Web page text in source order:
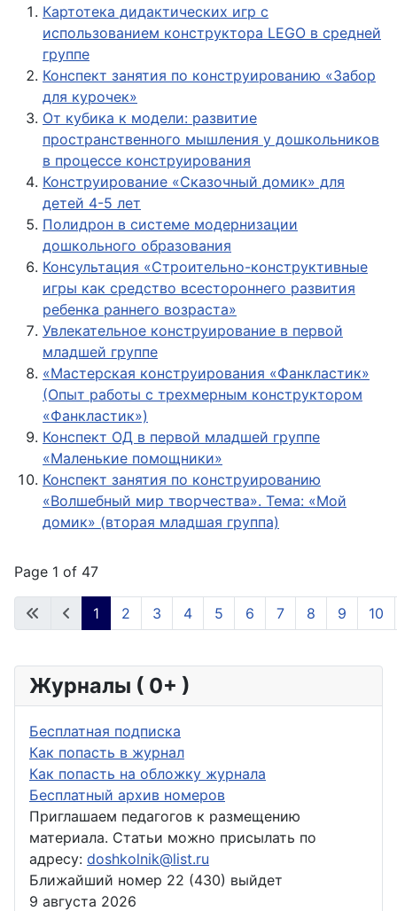
Картотека дидактических игр с
использованием конструктора LEGO в средней
группе
Конспект занятия по конструированию «Забор
для курочек»
От кубика к модели: развитие
пространственного мышления у дошкольников
в процессе конструирования
Конструирование «Сказочный домик» для
детей 4-5 лет
Полидрон в системе модернизации
дошкольного образования
Консультация «Строительно-конструктивные
игры как средство всестороннего развития
ребенка раннего возраста»
Увлекательное конструирование в первой
младшей группе
«Мастерская конструирования «Фанкластик»
(Опыт работы с трехмерным конструктором
«Фанкластик»)
Конспект ОД в первой младшей группе
«Маленькие помощники»
Конспект занятия по конструированию
«Волшебный мир творчества». Тема: «Мой
домик» (вторая младшая группа)
Page 1 of 47
1 2 3 4 5 6 7 8 9 10
Журналы ( 0+ )
Бесплатная подписка
Как попасть в журнал
Как попасть на обложку журнала
Бесплатный архив номеров
Приглашаем педагогов к размещению
материала. Статьи можно присылать по
адресу: doshkolnik@list.ru
Ближайший номер 22 (430) выйдет
9 августа 2026